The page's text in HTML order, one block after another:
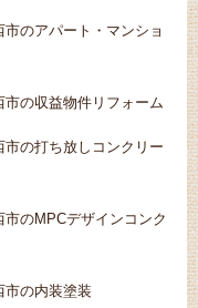
のアパート・マンショ
の収益物件リフォーム
の打ち放しコンクリー
のMPCデザインコンク
の内装塗装